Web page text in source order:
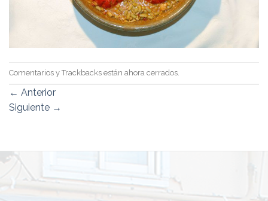
Comentarios y Trackbacks están ahora cerrados.
← Anterior
Siguiente →